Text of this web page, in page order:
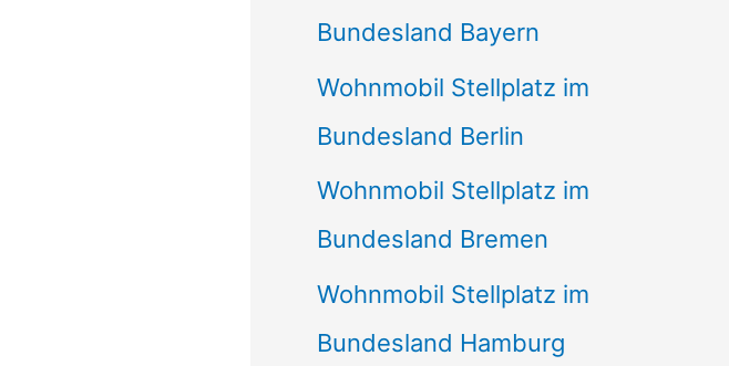
Bundesland Bayern
Wohnmobil Stellplatz im
Bundesland Berlin
Wohnmobil Stellplatz im
Bundesland Bremen
Wohnmobil Stellplatz im
Bundesland Hamburg